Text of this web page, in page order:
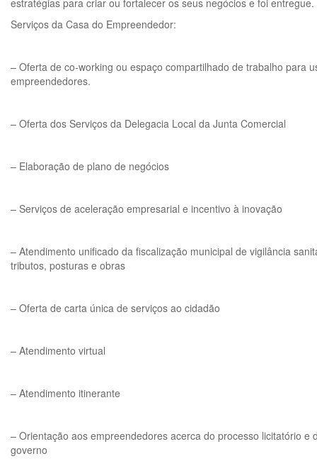
Serviços da Casa do Empreendedor:
– Oferta de co-working ou espaço compartilhado de trabalho para
empreendedores.
– Oferta dos Serviços da Delegacia Local da Junta Comercial
– Elaboração de plano de negócios
– Serviços de aceleração empresarial e incentivo à inovação
– Atendimento unificado da fiscalização municipal de vigilância
tributos, posturas e obras
– Oferta de carta única de serviços ao cidadão
– Atendimento virtual
– Atendimento itinerante
– Orientação aos empreendedores acerca do processo licitatório e
governo